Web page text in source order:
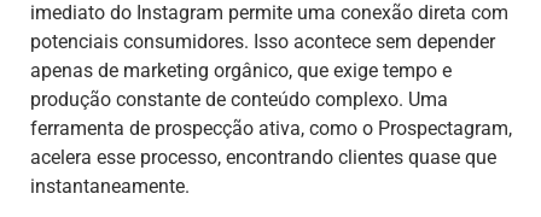
imediato do Instagram permite uma conexão direta com
potenciais consumidores. Isso acontece sem depender
apenas de marketing orgânico, que exige tempo e
produção constante de conteúdo complexo. Uma
ferramenta de prospecção ativa, como o Prospectagram,
acelera esse processo, encontrando clientes quase que
instantaneamente.